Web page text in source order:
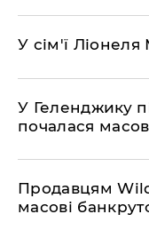
У сім'ї Ліонеля
У Геленджику
почалася
Продавцям
масові